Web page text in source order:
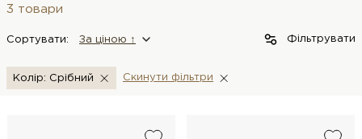
3 товари
Сортувати: За цiною ↑ Фільтрувати
Колір: Срібний Скинути фiльтри